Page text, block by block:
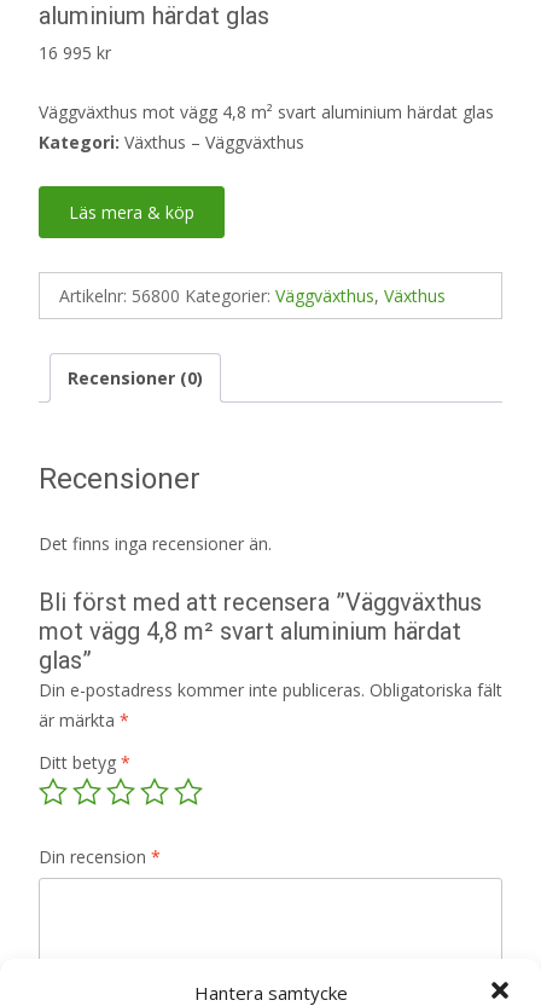
Hantera samtycke
aluminium härdat glas
16 995 kr
Väggväxthus mot vägg 4,8 m² svart aluminium härdat glas
Kategori: Växthus – Väggväxthus
Läs mera & köp
Artikelnr: 56800 Kategorier: Väggväxthus, Växthus
Recensioner (0)
Recensioner
Det finns inga recensioner än.
Bli först med att recensera ”Väggväxthus
mot vägg 4,8 m² svart aluminium härdat
glas”
Din e-postadress kommer inte publiceras. Obligatoriska fält
är märkta *
Ditt betyg *
Din recension *